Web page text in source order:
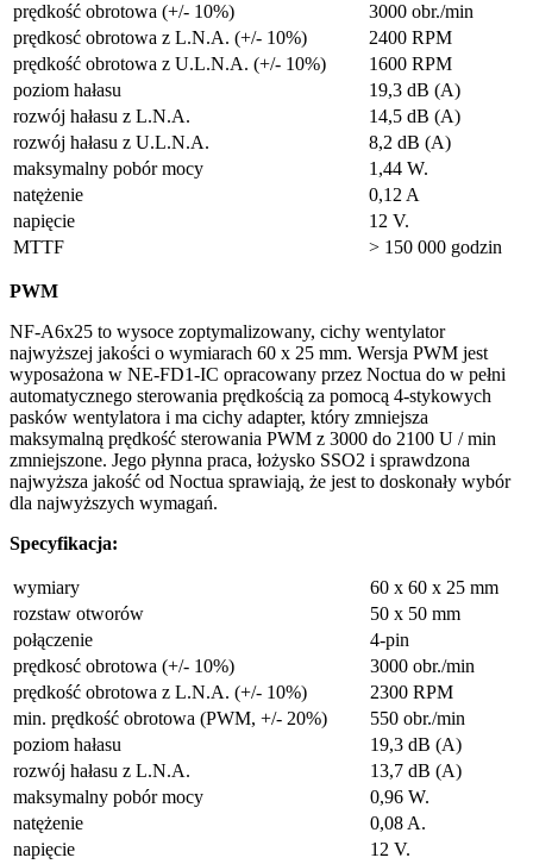
prędkość obrotowa (+/- 10%)
3000 obr./min
prędkosć obrotowa z L.N.A. (+/- 10%)
2400 RPM
prędkość obrotowa z U.L.N.A. (+/- 10%)
1600 RPM
poziom hałasu
19,3 dB (A)
rozwój hałasu z L.N.A.
14,5 dB (A)
rozwój hałasu z U.L.N.A.
8,2 dB (A)
maksymalny pobór mocy
1,44 W.
natężenie
0,12 A
napięcie
12 V.
MTTF
> 150 000 godzin
PWM
NF-A6x25 to wysoce zoptymalizowany, cichy wentylator
najwyższej jakości o wymiarach 60 x 25 mm. Wersja PWM jest
wyposażona w NE-FD1-IC opracowany przez Noctua do w pełni
automatycznego sterowania prędkością za pomocą 4-stykowych
pasków wentylatora i ma cichy adapter, który zmniejsza
maksymalną prędkość sterowania PWM z 3000 do 2100 U / min
zmniejszone. Jego płynna praca, łożysko SSO2 i sprawdzona
najwyższa jakość od Noctua sprawiają, że jest to doskonały wybór
dla najwyższych wymagań.
Specyfikacja:
wymiary
60 x 60 x 25 mm
rozstaw otworów
50 x 50 mm
połączenie
4-pin
prędkosć obrotowa (+/- 10%)
3000 obr./min
prędkość obrotowa z L.N.A. (+/- 10%)
2300 RPM
min. prędkość obrotowa (PWM, +/- 20%)
550 obr./min
poziom hałasu
19,3 dB (A)
rozwój hałasu z L.N.A.
13,7 dB (A)
maksymalny pobór mocy
0,96 W.
natężenie
0,08 A.
napięcie
12 V.